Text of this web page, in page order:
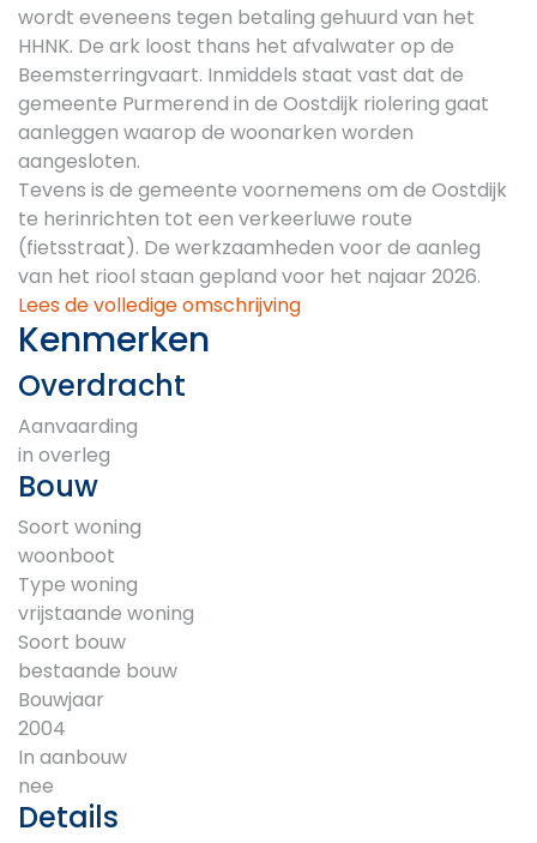
wordt eveneens tegen betaling gehuurd van het
HHNK. De ark loost thans het afvalwater op de
Beemsterringvaart. Inmiddels staat vast dat de
gemeente Purmerend in de Oostdijk riolering gaat
aanleggen waarop de woonarken worden
aangesloten.
Tevens is de gemeente voornemens om de Oostdijk
te herinrichten tot een verkeerluwe route
(fietsstraat). De werkzaamheden voor de aanleg
van het riool staan gepland voor het najaar 2026.
Lees de volledige omschrijving
Kenmerken
Overdracht
Aanvaarding
in overleg
Bouw
Soort woning
woonboot
Type woning
vrijstaande woning
Soort bouw
bestaande bouw
Bouwjaar
2004
In aanbouw
nee
Details